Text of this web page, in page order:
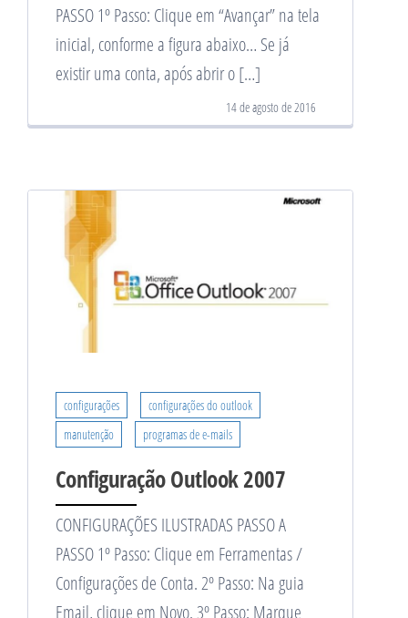
PASSO 1º Passo: Clique em “Avançar” na tela
inicial, conforme a figura abaixo… Se já
existir uma conta, após abrir o […]
14 de agosto de 2016
configurações
configurações do outlook
manutenção
programas de e-mails
Configuração Outlook 2007
CONFIGURAÇÕES ILUSTRADAS PASSO A
PASSO 1º Passo: Clique em Ferramentas /
Configurações de Conta. 2º Passo: Na guia
Email, clique em Novo. 3º Passo: Marque